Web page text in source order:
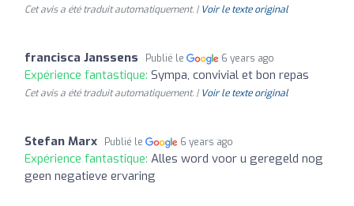
Cet avis a été traduit automatiquement. | Voir le texte original
francisca Janssens Publié le 6 years ago
Expérience fantastique: Sympa, convivial et bon repas
Cet avis a été traduit automatiquement. | Voir le texte original
Stefan Marx Publié le 6 years ago
Expérience fantastique: Alles word voor u geregeld nog
geen negatieve ervaring